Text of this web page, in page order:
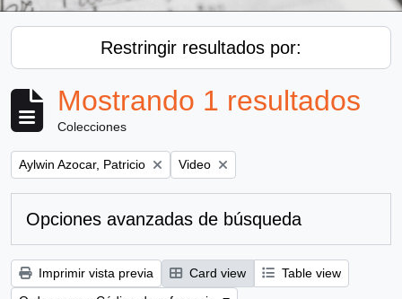
Restringir resultados por:
Mostrando 1 resultados
Colecciones
Remove filter:
Aylwin Azocar, Patricio Remove filter:
Video
Opciones avanzadas de búsqueda
Imprimir vista previa Card view
Table view